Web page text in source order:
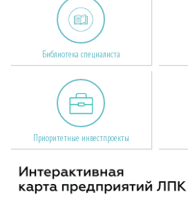
Библиотека специалиста
Приоритетные инвестпроекты